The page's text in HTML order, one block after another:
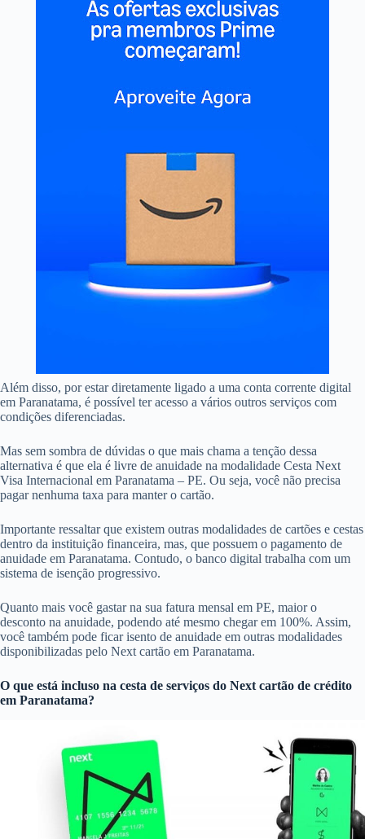
Além disso, por estar diretamente ligado a uma conta corrente digital
em Paranatama, é possível ter acesso a vários outros serviços com
condições diferenciadas.
Mas sem sombra de dúvidas o que mais chama a tenção dessa
alternativa é que ela é livre de anuidade na modalidade Cesta Next
Visa Internacional em Paranatama – PE. Ou seja, você não precisa
pagar nenhuma taxa para manter o cartão.
Importante ressaltar que existem outras modalidades de cartões e cestas
dentro da instituição financeira, mas, que possuem o pagamento de
anuidade em Paranatama. Contudo, o banco digital trabalha com um
sistema de isenção progressivo.
Quanto mais você gastar na sua fatura mensal em PE, maior o
desconto na anuidade, podendo até mesmo chegar em 100%. Assim,
você também pode ficar isento de anuidade em outras modalidades
disponibilizadas pelo Next cartão em Paranatama.
O que está incluso na cesta de serviços do Next cartão de crédito
em Paranatama?